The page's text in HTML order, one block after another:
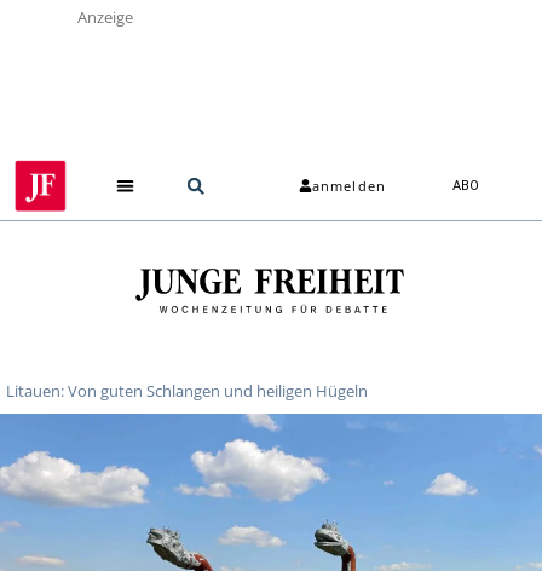
Anzeige
anmelden ABO
Litauen: Von guten Schlangen und heiligen Hügeln